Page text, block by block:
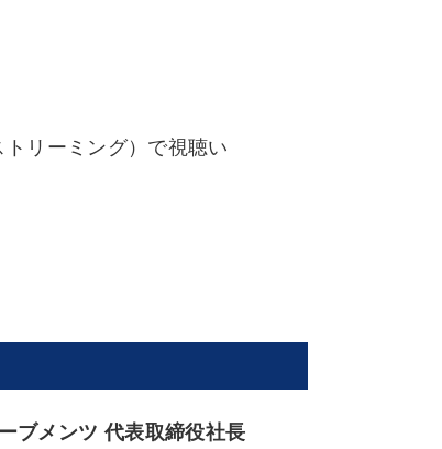
リーミング）で視聴い
ブメンツ 代表取締役社長